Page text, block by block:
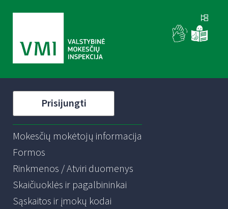
Prisijungti
Mokesčių mokėtojų informacija
Formos
Rinkmenos / Atviri duomenys
Skaičiuoklės ir pagalbininkai
Sąskaitos ir įmokų kodai